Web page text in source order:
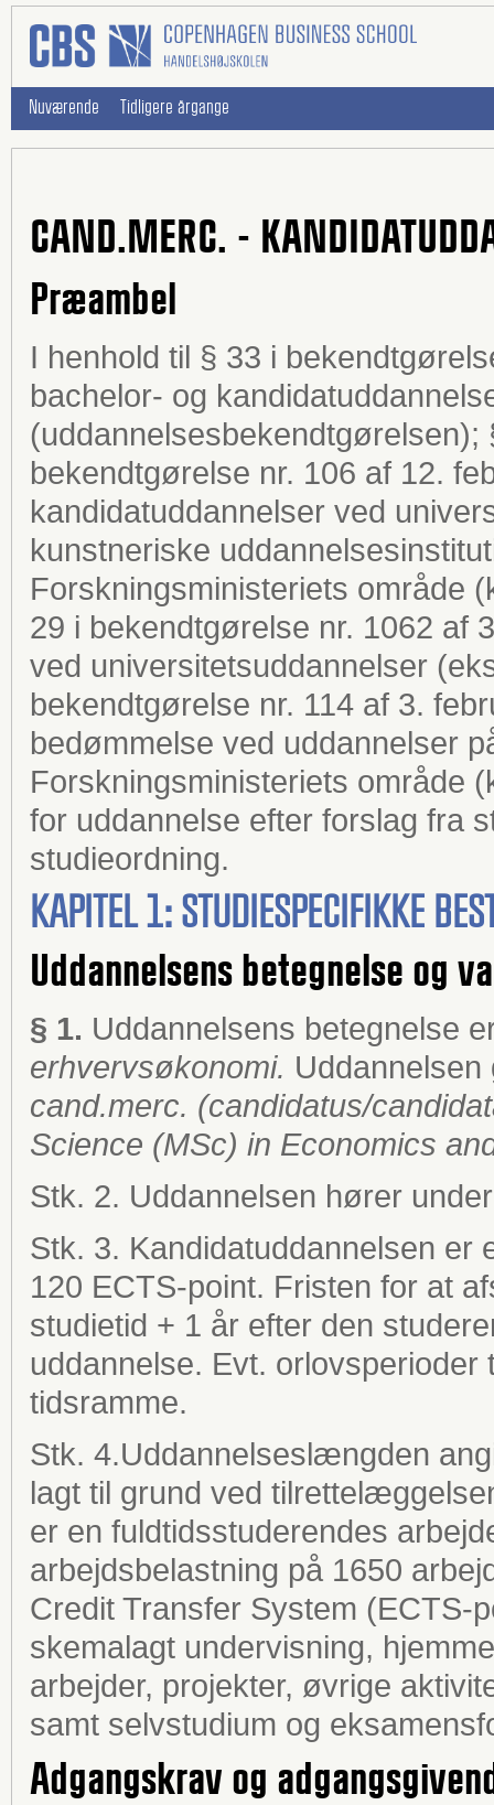
Nuværende Tidligere årgange
CAND.MERC. -
Præambel
I henhold til § 33 i
bachelor- og
bekendtgørelse nr. 106 af 12.
kandidatuddannelser ved
kunstneriske
Forskningsministeriets område
29 i bekendtgørelse nr. 1062 af
ved universitetsuddannelser
bekendtgørelse nr. 114 af 3.
bedømmelse ved uddannelser
Forskningsministeriets område
for uddannelse efter forslag fra
studieordning.
KAPITEL 1: STUDIESPECIFIKKE
Uddannelsens betegnelse og
§ 1. Uddannelsens betegnelse
erhvervsøkonomi.
cand.merc. (candidatus/
Science (MSc) in Economics
Stk. 2. Uddannelsen hører
Stk. 3. Kandidatuddannelsen er
120 ECTS-point. Fristen for at
studietid + 1 år efter den
uddannelse. Evt.
tidsramme.
Stk. 4.Uddannelseslængden
lagt til grund ved
er en fuldtidsstuderendes
arbejdsbelastning på 1650
Credit Transfer System (ECTS-
skemalagt undervisning,
arbejder, projekter, øvrige
samt selvstudium og
Adgangskrav og